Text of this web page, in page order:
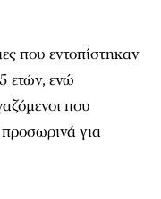
που εντοπίστηκαν
ετών, ενώ
που
για